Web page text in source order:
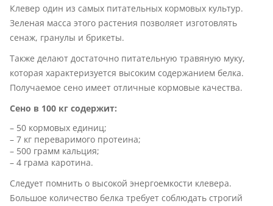
Клевер один из самых питательных кормовых культур.
Зеленая масса этого растения позволяет изготовлять
сенаж, гранулы и брикеты.
Также делают достаточно питательную травяную муку,
которая характеризуется высоким содержанием белка.
Получаемое сено имеет отличные кормовые качества.
Сено в 100 кг содержит:
– 50 кормовых единиц;
– 7 кг переваримого протеина;
– 500 грамм кальция;
– 4 грама каротина.
Следует помнить о высокой энергоемкости клевера.
Большое количество белка требует соблюдать строгий